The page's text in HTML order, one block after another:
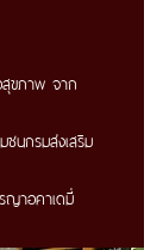
ขภาพ จาก
กรมส่งเสริม
ญาอคาเดมี่